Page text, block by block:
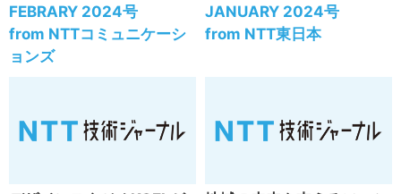
ッチオペレーション」の実現
に向けた取り組みを進めてい
ます。作業単位で自動化する
ツール群と、各ツールを連携
障の約5割に対して自動化を実
現しました。
を活かした知見を基に構造ヘ
ルスモニタリングシステムを
れモニ<sup>®</sup>」の概
要と近年のトピックについて
FEBRARY 2024号
from NTTコミュニケーシ
ョンズ
JANUARY 2024号
from NTT東日本